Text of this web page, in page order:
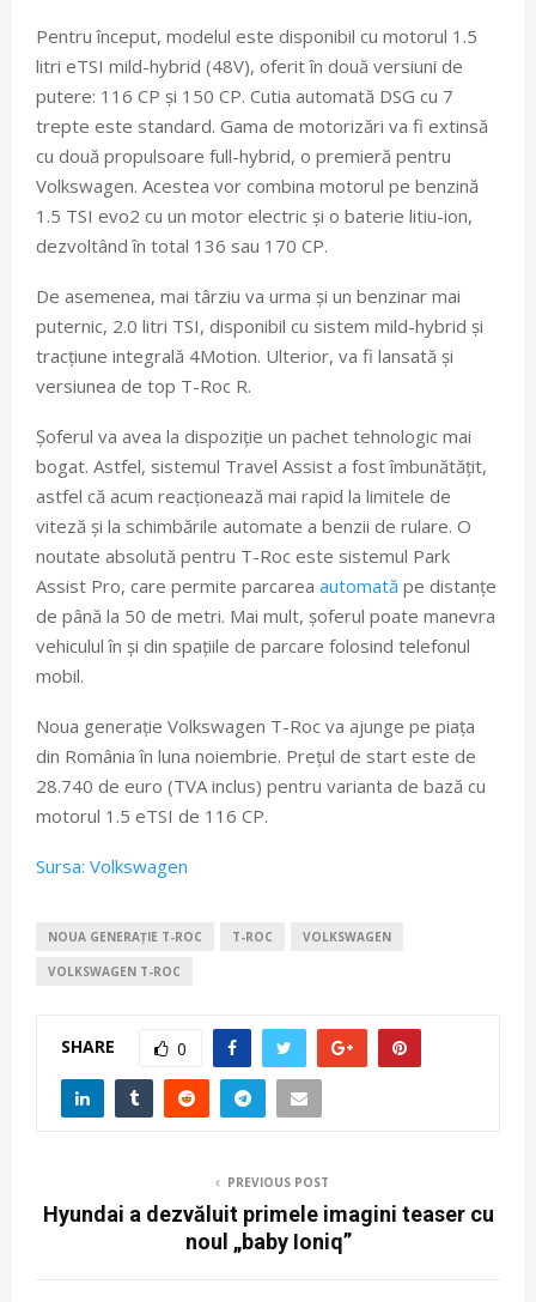
Pentru început, modelul este disponibil cu motorul 1.5
litri eTSI mild-hybrid (48V), oferit în două versiuni de
putere: 116 CP și 150 CP. Cutia automată DSG cu 7
trepte este standard. Gama de motorizări va fi extinsă
cu două propulsoare full-hybrid, o premieră pentru
Volkswagen. Acestea vor combina motorul pe benzină
1.5 TSI evo2 cu un motor electric și o baterie litiu-ion,
dezvoltând în total 136 sau 170 CP.
De asemenea, mai târziu va urma și un benzinar mai
puternic, 2.0 litri TSI, disponibil cu sistem mild-hybrid și
tracțiune integrală 4Motion. Ulterior, va fi lansată și
versiunea de top T-Roc R.
Șoferul va avea la dispoziție un pachet tehnologic mai
bogat. Astfel, sistemul Travel Assist a fost îmbunătățit,
astfel că acum reacționează mai rapid la limitele de
viteză și la schimbările automate a benzii de rulare. O
noutate absolută pentru T-Roc este sistemul Park
Assist Pro, care permite parcarea automată pe distanțe
de până la 50 de metri. Mai mult, șoferul poate manevra
vehiculul în și din spațiile de parcare folosind telefonul
mobil.
Noua generație Volkswagen T-Roc va ajunge pe piața
din România în luna noiembrie. Prețul de start este de
28.740 de euro (TVA inclus) pentru varianta de bază cu
motorul 1.5 eTSI de 116 CP.
Sursa: Volkswagen
NOUA GENERAȚIE T-ROC T-ROC VOLKSWAGEN
VOLKSWAGEN T-ROC
SHARE 0
PREVIOUS POST
Hyundai a dezvăluit primele imagini teaser cu
noul „baby Ioniq”